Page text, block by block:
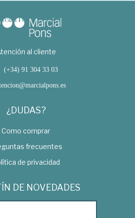
al cliente
(+34) 91 304 33 03
¿DUDAS?
Como comprar
frecuentes
de privacidad
DE NOVEDADES